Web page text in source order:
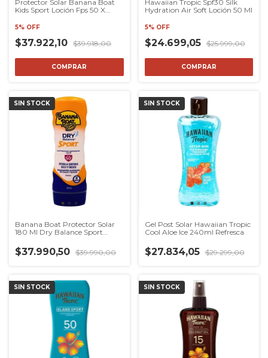
Protector Solar Banana Boat
Kids Sport Loción Fps 50 X
5% OFF
$37.922,10 $39.918,00
Hawaiian Tropic Spf30 Silk
Hydration Air Soft Loción 50 Ml
5% OFF
$24.699,05 $25.999,00
SIN STOCK
Banana Boat Protector Solar
180 Ml Dry Balance Sport
$37.990,50 $39.990,00
SIN STOCK
Gel Post Solar Hawaiian Tropic
Cool Aloe Ice 240ml Refresca
$27.834,05 $29.299,00
SIN STOCK SIN STOCK